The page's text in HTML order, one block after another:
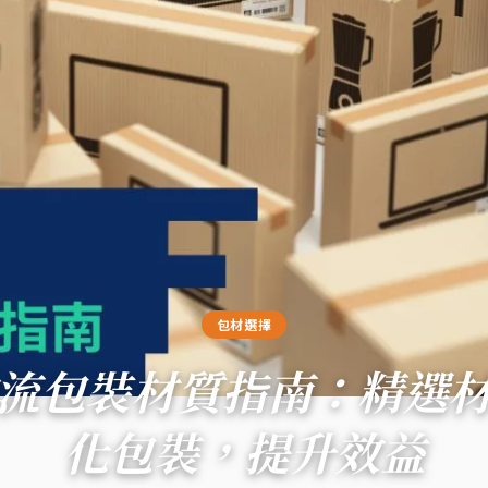
包材選擇
包裝材質指南：精選
化包裝，提升效益